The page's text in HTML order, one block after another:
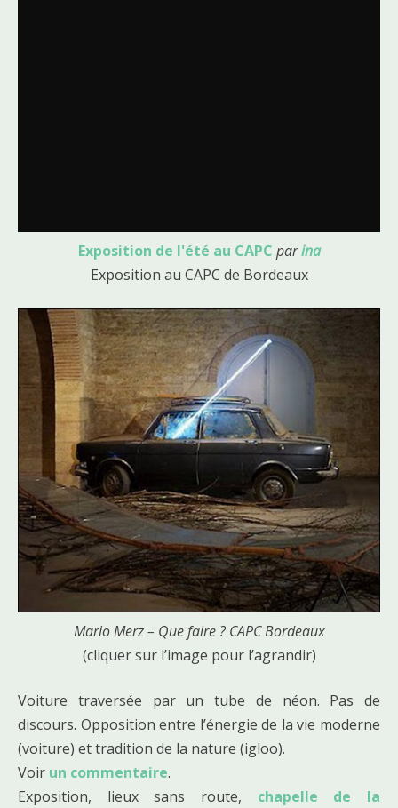
Exposition de l'été au CAPC parina
Exposition au CAPC de Bordeaux
Mario Merz – Que faire ? CAPC Bordeaux
(cliquer sur l’image pour l’agrandir)
Voiture traversée par un tube de néon. Pas de
discours. Opposition entre l’énergie de la vie moderne
(voiture) et tradition de la nature (igloo).
Voir un commentaire.
Exposition, lieux sans route, chapelle de la